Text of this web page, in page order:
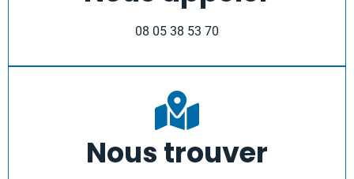
08 05 38 53 70
Nous trouver